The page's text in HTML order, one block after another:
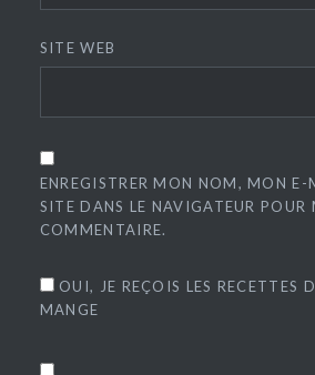
SITE WEB
ENREGISTRER MON NOM, MON
SITE DANS LE NAVIGATEUR POUR
COMMENTAIRE.
OUI, JE REÇOIS LES RECETTES
MANGE